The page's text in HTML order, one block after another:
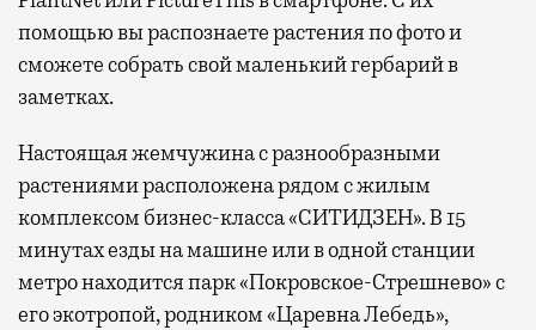
помощью вы распознаете растения по фото и
сможете собрать свой маленький гербарий в
заметках.
Настоящая жемчужина с разнообразными
растениями расположена рядом с жилым
комплексом бизнес-класса «СИТИДЗЕН». В 15
минутах езды на машине или в одной станции
метро находится парк «Покровское-Стрешнево» с
его экотропой, родником «Царевна Лебедь»,